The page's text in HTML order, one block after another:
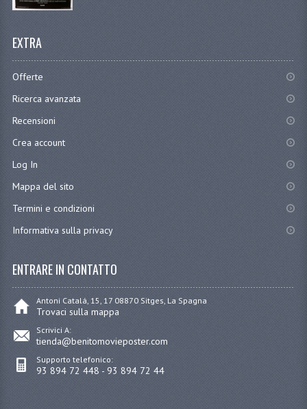
EXTRA
Offerte
Ricerca avanzata
Recensioni
Crea account
Log In
Mappa del sito
Termini e condizioni
Informativa sulla privacy
ENTRARE IN CONTATTO
Antoni Catalá, 15, 17 08870 Sitges, La Spagna
Trovaci sulla mappa
Scrivici A:
tienda@benitomovieposter.com
Supporto telefonico:
93 894 72 448 - 93 894 72 44